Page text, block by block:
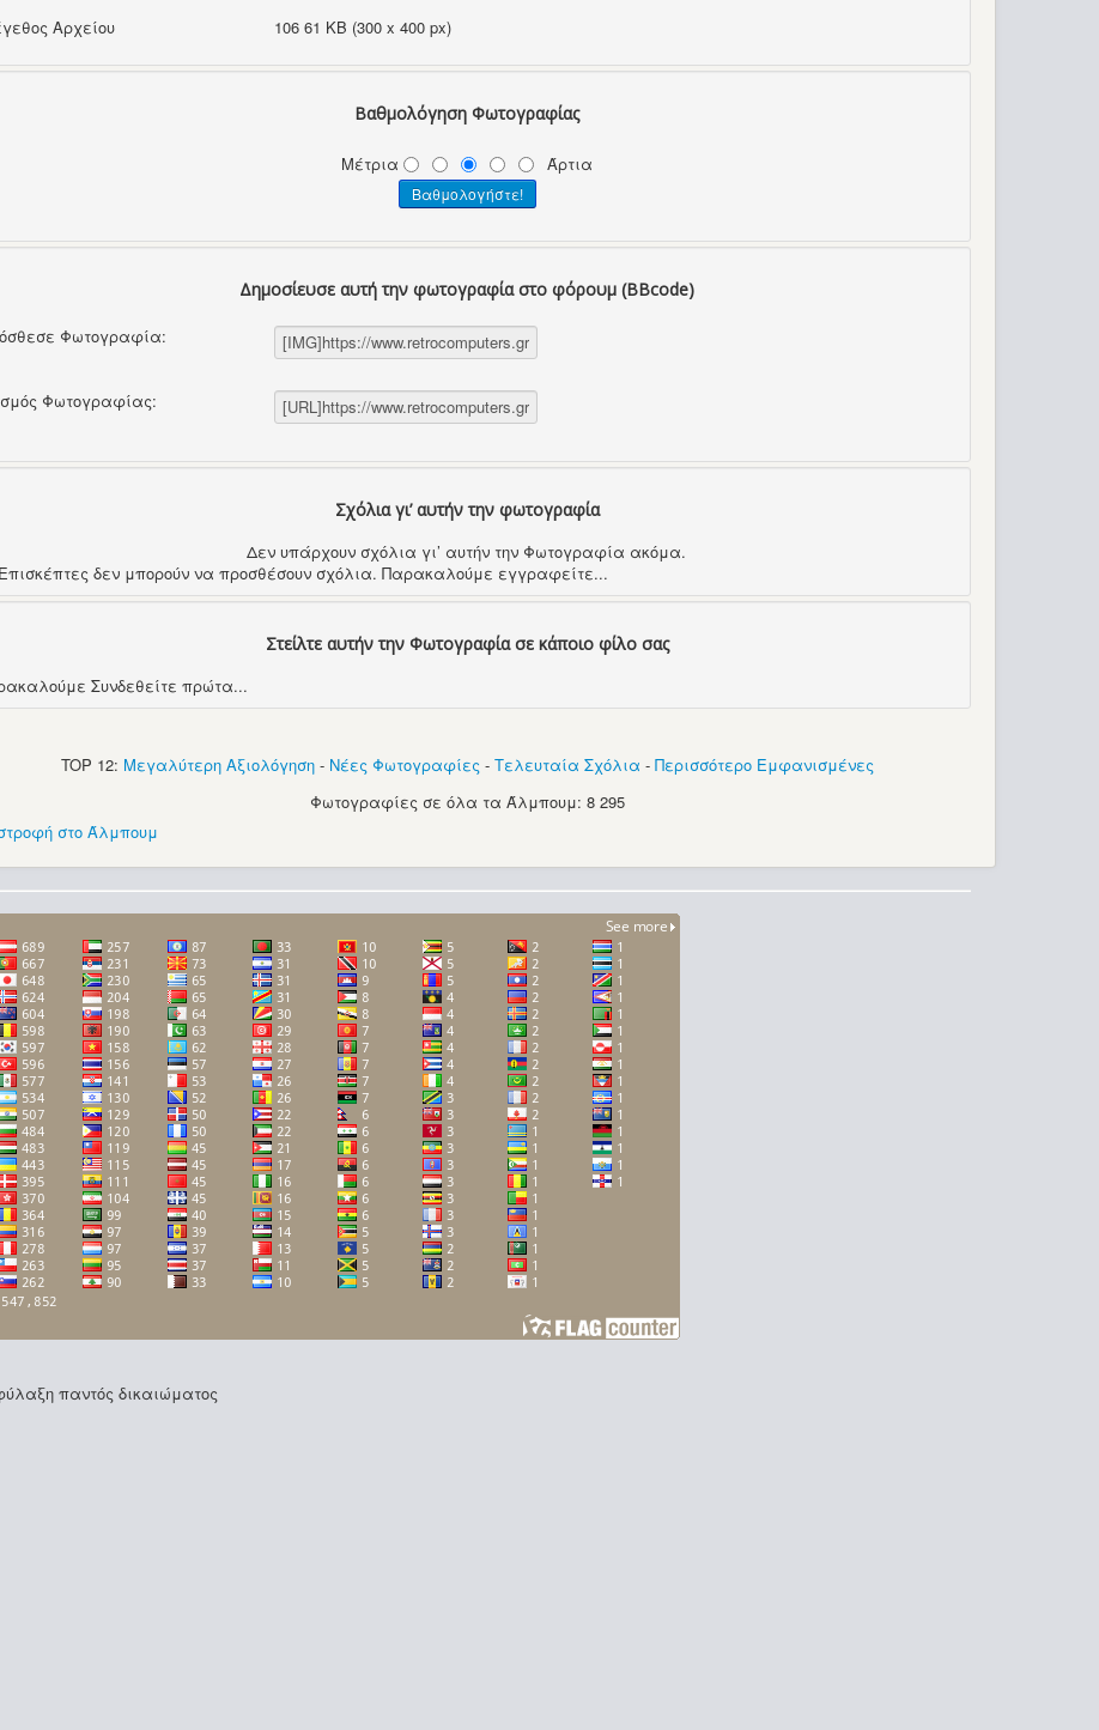
Αρχείου
106 61 KB (300 x 400 px)
Βαθμολόγηση Φωτογραφίας
Μέτρια Άρτια
Δημοσίευσε αυτή την φωτογραφία στο φόρουμ (BBcode)
Φωτογραφία:
Φωτογραφίας:
Σχόλια γι’ αυτήν την φωτογραφία
Δεν υπάρχουν σχόλια γι’ αυτήν την Φωτογραφία ακόμα.
δεν μπορούν να προσθέσουν σχόλια. Παρακαλούμε εγγραφείτε...
Στείλτε αυτήν την Φωτογραφία σε κάποιο φίλο σας
Συνδεθείτε πρώτα...
TOP 12: Μεγαλύτερη Αξιολόγηση- Νέες Φωτογραφίες - Τελευταία Σχόλια - Περισσότερο Εμφανισμένες
Φωτογραφίες σε όλα τα Άλμπουμ: 8 295
στο Άλμπουμ
παντός δικαιώματος